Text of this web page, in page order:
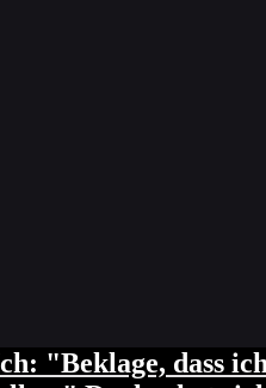
"Beklage, dass